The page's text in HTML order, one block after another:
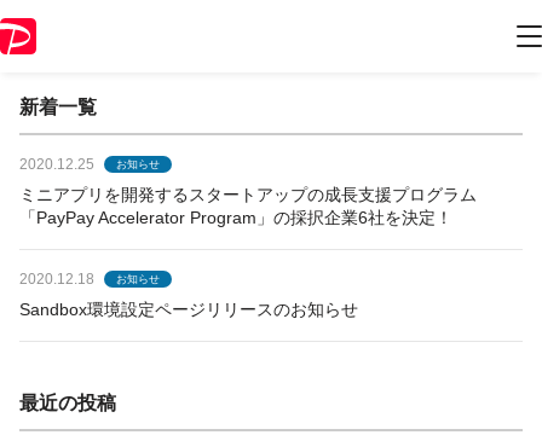
新着一覧
2020.12.25 お知らせ
ミニアプリを開発するスタートアップの成長支援プログラム
「PayPay Accelerator Program」の採択企業6社を決定！
2020.12.18 お知らせ
Sandbox環境設定ページリリースのお知らせ
最近の投稿